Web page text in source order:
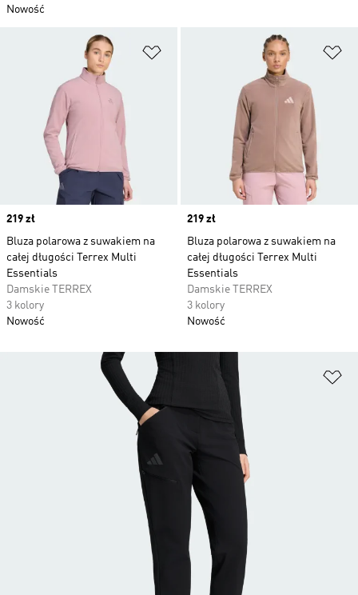
Nowość
Dodaj do listy życzeń
Price
219 zł
Bluza polarowa z suwakiem na
całej długości Terrex Multi
Essentials
Damskie TERREX
3 kolory
Nowość
Price
219 zł
Bluza polarowa z suwakiem na
całej długości Terrex Multi
Essentials
Damskie TERREX
3 kolory
Nowość